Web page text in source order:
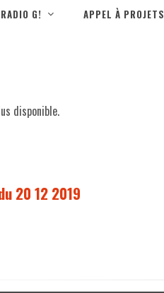
RADIO G! APPEL À PROJETS
disponible.
20 12 2019